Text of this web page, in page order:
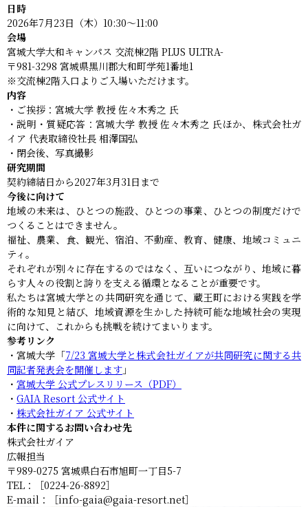
日時
2026年7月23日（木）10:30〜11:00
会場
宮城大学大和キャンパス 交流棟2階 PLUS ULTRA-
〒981-3298 宮城県黒川郡大和町学苑1番地1
※交流棟2階入口よりご入場いただけます。
内容
・ご挨拶：宮城大学 教授 佐々木秀之 氏
・説明・質疑応答：宮城大学 教授 佐々木秀之 氏ほか、株式会社ガ
イア 代表取締役社長 相澤国弘
・閉会後、写真撮影
研究期間
契約締結日から2027年3月31日まで
今後に向けて
地域の未来は、ひとつの施設、ひとつの事業、ひとつの制度だけで
つくることはできません。
福祉、農業、食、観光、宿泊、不動産、教育、健康、地域コミュニ
ティ。
それぞれが別々に存在するのではなく、互いにつながり、地域に暮
らす人々の役割と誇りを支える循環となることが重要です。
私たちは宮城大学との共同研究を通じて、蔵王町における実践を学
術的な知見と結び、地域資源を生かした持続可能な地域社会の実現
に向けて、これからも挑戦を続けてまいります。
参考リンク
・宮城大学「7/23 宮城大学と株式会社ガイアが共同研究に関する共
同記者発表会を開催します 」
・ 宮城大学 公式プレスリリース（PDF）
・ GAIA Resort 公式サイト
・ 株式会社ガイア 公式サイト
本件に関するお問い合わせ先
株式会社ガイア
広報担当
〒989-0275 宮城県白石市旭町一丁目5-7
TEL：［0224-26-8892］
E-mail：［info-gaia@gaia-resort.net］